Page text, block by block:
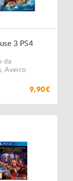
3 PS4
da
,Aveiro
9,90€